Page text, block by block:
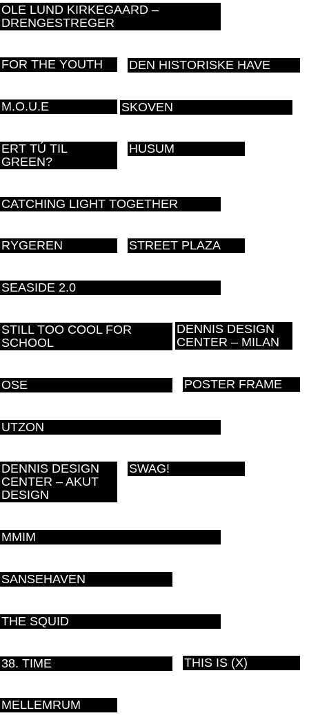
OLE LUND KIRKEGAARD –
DRENGESTREGER
FOR THE YOUTH DEN HISTORISKE HAVE
M.O.U.E SKOVEN
ERT TÚ TIL
GREEN?
HUSUM
CATCHING LIGHT TOGETHER
RYGEREN STREET PLAZA
SEASIDE 2.0
STILL TOO COOL FOR
SCHOOL
DENNIS DESIGN
CENTER – MILAN
OSE POSTER FRAME
UTZON
DENNIS DESIGN
CENTER – AKUT
DESIGN
SWAG!
MMIM
SANSEHAVEN
THE SQUID
38. TIME THIS IS (X)
MELLEMRUM